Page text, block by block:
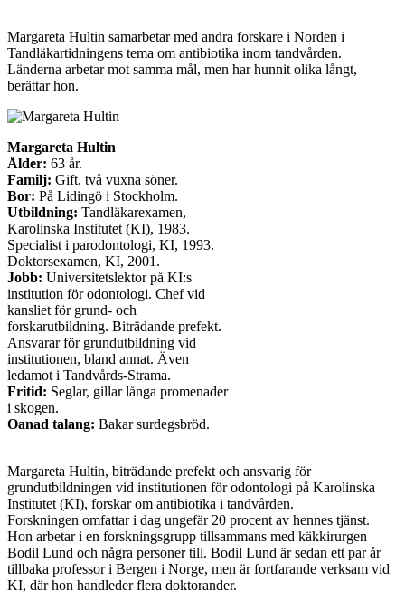
Margareta Hultin samarbetar med andra forskare i Norden i
Tandläkartidningens tema om antibiotika inom tandvården.
Länderna arbetar mot samma mål, men har hunnit olika långt,
berättar hon.
Margareta ­Hultin
Ålder: 63 år.
Familj: Gift, två vuxna söner.
Bor: På Lidingö i Stockholm.
Utbildning: Tandläkarexamen,
Karolinska Institutet (KI), 1983.
Specialist i parodontologi, KI, 1993.
Doktors­examen, KI, 2001.
Jobb: Universitetslektor på KI:s
institution för odontologi. Chef vid
kansliet för grund- och
forskarutbildning. Biträdande prefekt.
Ansvarar för grundutbildning vid
institutionen, bland annat. Även
ledamot i Tandvårds-Strama.
Fritid: Seglar, gillar långa promenader
i skogen.
Oanad talang: Bakar surdegsbröd.
Margareta Hultin, biträdande prefekt och ansvarig för
grundutbildningen vid institutionen för odontologi på Karolinska
Institutet (KI), forskar om antibiotika i tandvården.
Forskningen omfattar i dag ungefär 20 procent av hennes tjänst.
Hon arbetar i en forskningsgrupp tillsammans med käkkirurgen
Bodil Lund och några personer till. Bodil Lund är sedan ett par år
tillbaka professor i Bergen i Norge, men är fortfarande verksam vid
KI, där hon handleder flera doktorander.